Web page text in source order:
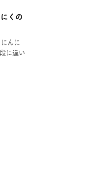
くの
んに
に違い